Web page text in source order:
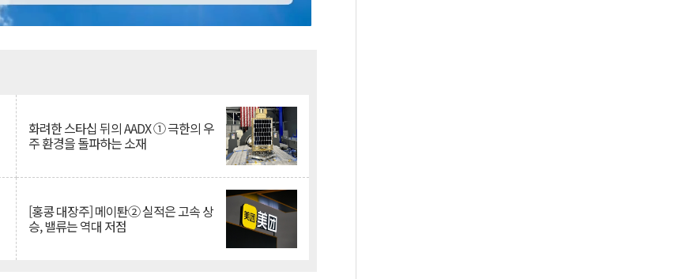
화려한 스타십 뒤의 AADX ① 극한의 우
주 환경을 돌파하는 소재
[홍콩 대장주] 메이퇀② 실적은 고속 상
승, 밸류는 역대 저점